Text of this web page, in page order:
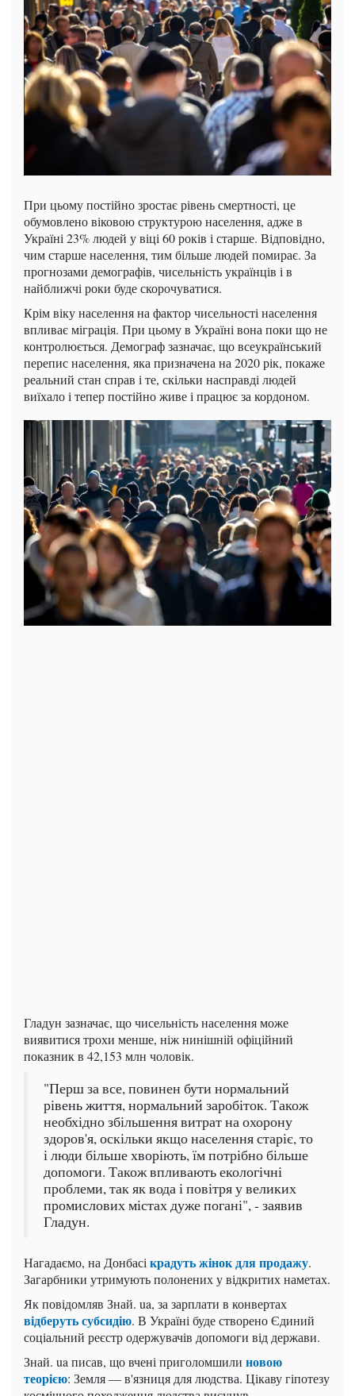
При цьому постійно зростає рівень смертності, це
обумовлено віковою структурою населення, адже в
Україні 23% людей у віці 60 років і старше. Відповідно,
чим старше населення, тим більше людей помирає. За
прогнозами демографів, чисельність українців і в
найближчі роки буде скорочуватися.
Крім віку населення на фактор чисельності населення
впливає міграція. При цьому в Україні вона поки що не
контролюється. Демограф зазначає, що всеукраїнський
перепис населення, яка призначена на 2020 рік, покаже
реальний стан справ і те, скільки насправді людей
виїхало і тепер постійно живе і працює за кордоном.
Гладун зазначає, що чисельність населення може
виявитися трохи менше, ніж нинішній офіційний
показник в 42,153 млн чоловік.
"Перш за все, повинен бути нормальний
рівень життя, нормальний заробіток. Також
необхідно збільшення витрат на охорону
здоров'я, оскільки якщо населення старіє, то
і люди більше хворіють, їм потрібно більше
допомоги. Також впливають екологічні
проблеми, так як вода і повітря у великих
промислових містах дуже погані", - заявив
Гладун.
Нагадаємо, на Донбасікрадуть жінок для продажу.
Загарбники утримують полонених у відкритих наметах.
Як повідомляв Знай. ua, за зарплати в конвертах
відберуть субсидію. В Україні буде створено Єдиний
соціальний реєстр одержувачів допомоги від держави.
Знай. ua писав, що вчені приголомшили новою
теорією: Земля — в'язниця для людства. Цікаву гіпотезу